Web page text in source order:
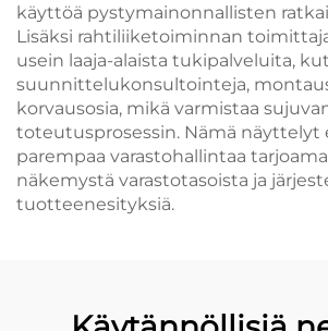
käyttöä pystymainonnallisten
Lisäksi rahtiliiketoiminnan
usein laaja-alaista tukipalveluita,
suunnittelukonsultointeja,
korvausosia, mikä varmistaa
toteutusprosessin. Nämä näyttelyt
parempaa varastohallintaa
näkemystä varastotasoista ja
tuotteenesityksiä.